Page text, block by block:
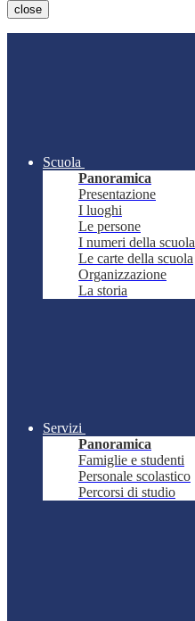
close
Scuola
Panoramica
Presentazione
I luoghi
Le persone
I numeri della scuola
Le carte della scuola
Organizzazione
La storia
Servizi
Panoramica
Famiglie e studenti
Personale scolastico
Percorsi di studio